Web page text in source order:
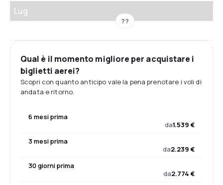
Lug
??
Qual è il momento migliore per acquistare i
biglietti aerei?
Scopri con quanto anticipo vale la pena prenotare i voli di
andata e ritorno.
6 mesi prima
da1.539 €
3 mesi prima
da2.239 €
30 giorni prima
da2.774 €